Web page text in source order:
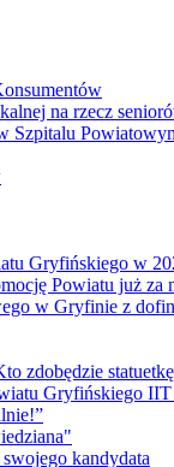
na rzecz
Szpitalu
Gryfińskiego w
Powiatu już za
w Gryfinie z
zdobędzie
Gryfińskiego
kandydata